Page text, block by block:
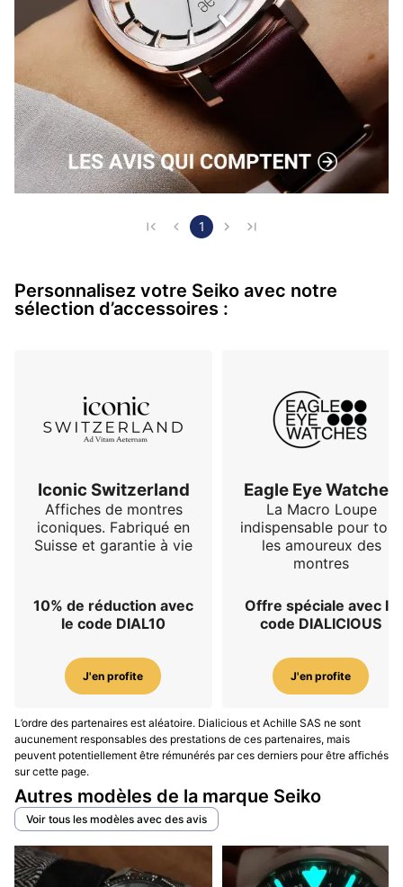
1
Personnalisez votre Seiko avec notre
sélection d’accessoires :
Iconic Switzerland
Affiches de montres
iconiques. Fabriqué en
Suisse et garantie à vie
10% de réduction avec
le code DIAL10
J'en profite
Eagle Eye Watches
La Macro Loupe
indispensable pour tous
les amoureux des
montres
Offre spéciale avec le
code DIALICIOUS
J'en profite
L’ordre des partenaires est aléatoire. Dialicious et Achille SAS ne sont
aucunement responsables des prestations de ces partenaires, mais
peuvent potentiellement être rémunérés par ces derniers pour être affichés
sur cette page.
Autres modèles de la marque Seiko
Voir tous les modèles avec des avis